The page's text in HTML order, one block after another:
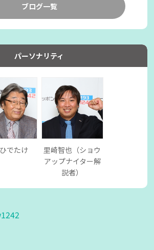
ブログ一覧
パーソナリティ
でたけ
里崎智也（ショウ
アップナイター解
説者）